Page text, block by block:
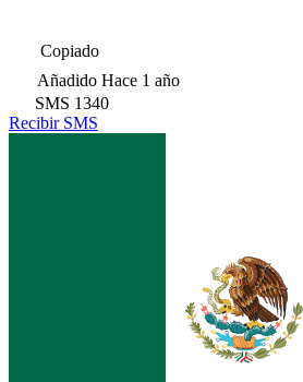
Copiado
Añadido Hace 1 año
SMS 1340
Recibir SMS